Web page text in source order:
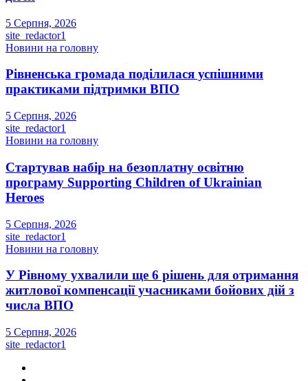
5 Серпня, 2026
site_redactor1
Новини на головну
Рівненська громада поділилася успішними
практиками підтримки ВПО
5 Серпня, 2026
site_redactor1
Новини на головну
Стартував набір на безоплатну освітню
програму Supporting Children of Ukrainian
Heroes
5 Серпня, 2026
site_redactor1
Новини на головну
У Рівному ухвалили ще 6 рішень для отримання
житлової компенсації учасниками бойових дій з
числа ВПО
5 Серпня, 2026
site_redactor1